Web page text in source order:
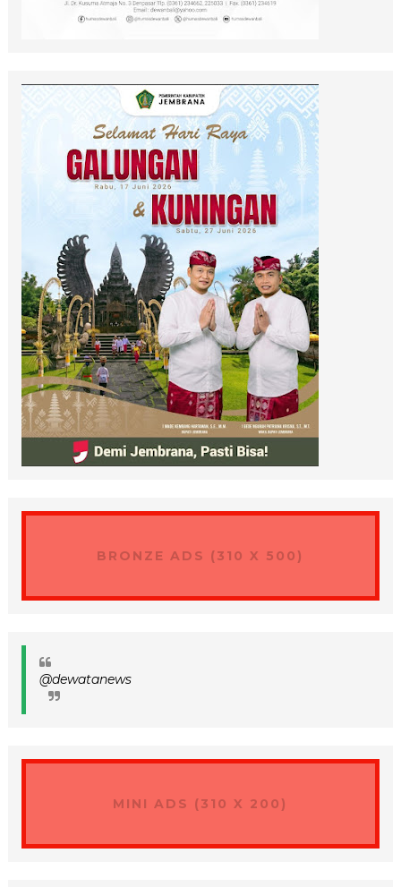
BRONZE ADS (310 X 500)
@dewatanews
MINI ADS (310 X 200)